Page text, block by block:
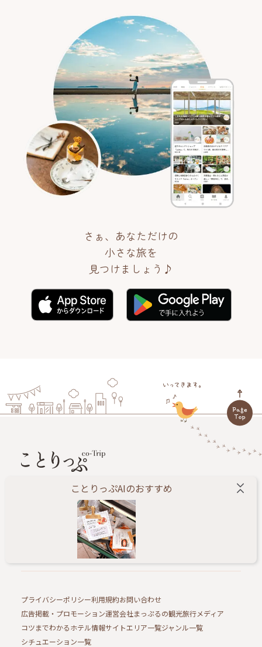
さぁ、あなただけの
小さな旅を
見つけましょう♪
旅する人に小さなしあわせをお届けします。
ことりっぷ編集部が、あたらしい旅のきっかけになる
情報を毎日配信するWEBメディアです。
プライバシーポリシー利用規約お問い合わせ
広告掲載・プロモーション運営会社まっぷるの観光旅行メディア
コツまでわかるホテル情報サイトエリア一覧ジャンル一覧
シチュエーション一覧
ことりっぷAIのおすすめ